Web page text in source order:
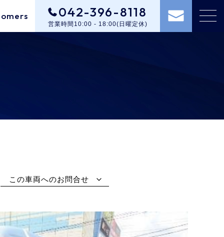
042-396-8118
営業時間10:00 - 18:00(日曜定休)
この車両へのお問合せ